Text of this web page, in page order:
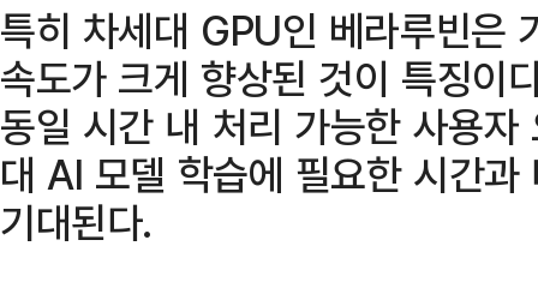
특히 차세대 GPU인 베라루빈은
속도가 크게 향상된 것이 특징이
동일 시간 내 처리 가능한 사용
대 AI 모델 학습에 필요한 시간
기대된다.